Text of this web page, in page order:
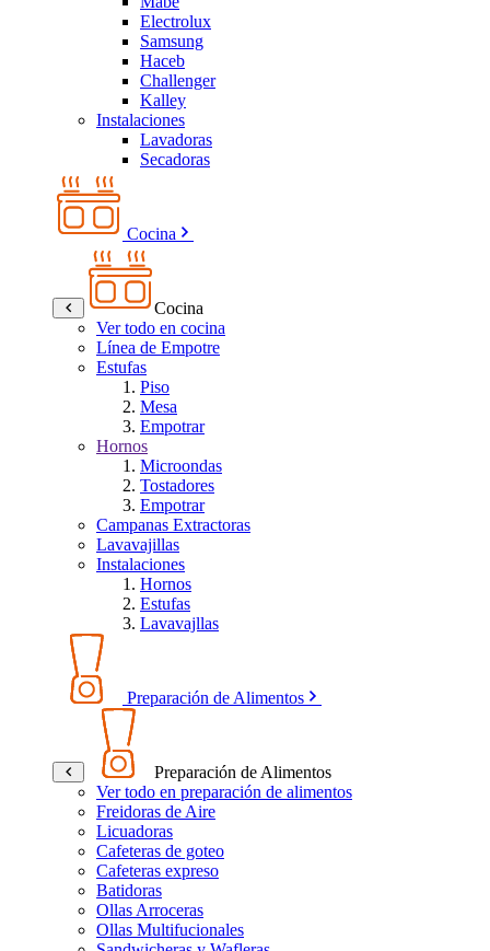
Electrolux
Samsung
Haceb
Challenger
Kalley
Instalaciones
Lavadoras
Secadoras
Cocina
Cocina
Ver todo en cocina
Línea de Empotre
Estufas
Piso
Mesa
Empotrar
Hornos
Microondas
Tostadores
Empotrar
Campanas Extractoras
Lavavajillas
Instalaciones
Hornos
Estufas
Lavavajllas
Preparación de Alimentos
Preparación de Alimentos
Ver todo en preparación de alimentos
Freidoras de Aire
Licuadoras
Cafeteras de goteo
Cafeteras expreso
Batidoras
Ollas Arroceras
Ollas Multifucionales